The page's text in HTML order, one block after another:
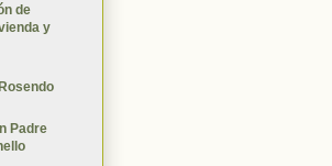
de
y
Padre